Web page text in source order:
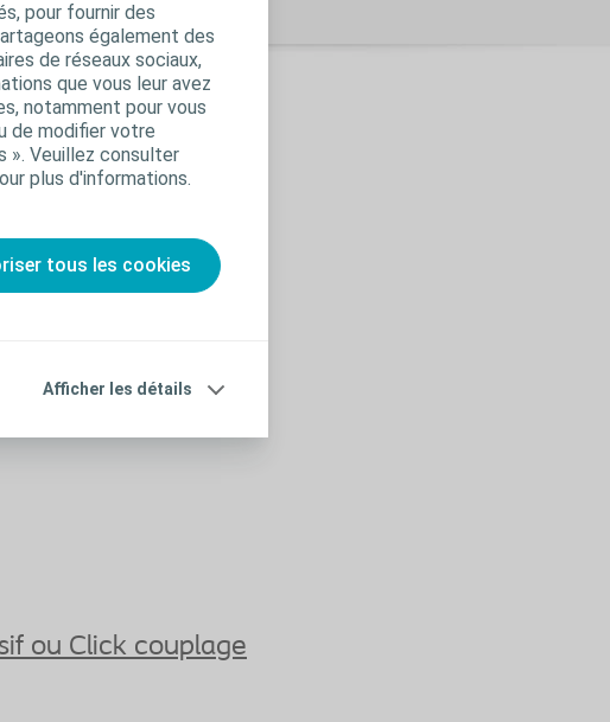
pour fournir des
également des
de réseaux sociaux,
que vous leur avez
notamment pour vous
de modifier votre
». Veuillez consulter
plus d'informations.
tous les cookies
Afficher les détails
ou Click couplage